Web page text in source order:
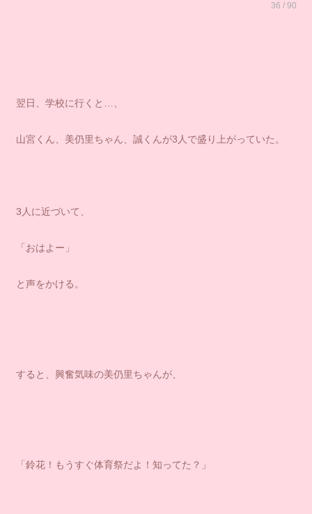
36 / 90
翌日、学校に行くと…、
山宮くん、美仍里ちゃん、誠くんが3人で盛り上がっていた。
3人に近づいて、
「おはよー」
と声をかける。
すると、興奮気味の美仍里ちゃんが、
「鈴花！もうすぐ体育祭だよ！知ってた？」